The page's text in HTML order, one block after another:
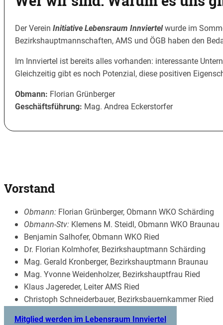
Der Verein Initiative Lebensraum Innviertelwurde im
Bezirkshauptmannschaften, AMS und ÖGB haben den
Im Innviertel ist bereits alles vorhanden: interessante
Gleichzeitig gibt es noch Potenzial, diese positiven
Obmann: Florian Grünberger
Geschäftsführung: Mag. Andrea Eckerstorfer
Vorstand
Obmann: Florian Grünberger, Obmann WKO Schärding
Obmann-Stv: Klemens M. Steidl, Obmann WKO Braunau
Benjamin Salhofer, Obmann WKO Ried
Dr. Florian Kolmhofer, Bezirkshauptmann Schärding
Mag. Gerald Kronberger, Bezirkshauptmann Braunau
Mag. Yvonne Weidenholzer, Bezirkshauptfrau Ried
Klaus Jagereder, Leiter AMS Ried
Christoph Schneiderbauer, Bezirksbauernkammer Ried
Mitglied werden im Lebensraum Innviertel